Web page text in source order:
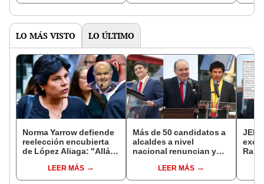
LO MÁS VISTO LO ÚLTIMO
Norma Yarrow defiende
reelección encubierta
de López Aliaga: "Allá el
sacar la vuelta"
LEER MÁS
Más de 50 candidatos a
alcaldes a nivel
nacional renuncian y
encubiertaLEER MÁS
JEE